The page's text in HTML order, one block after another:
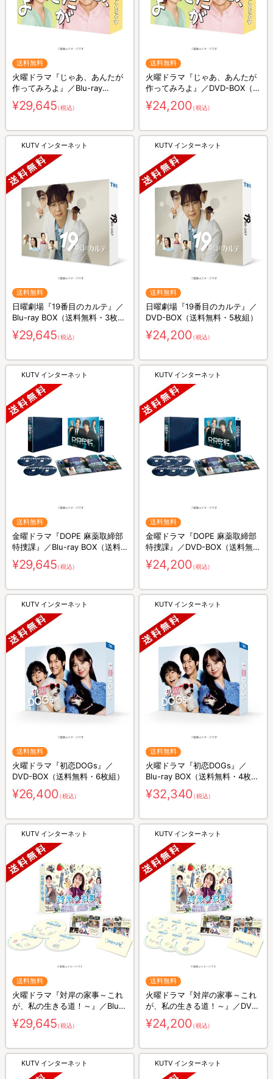
送料無料
火曜ドラマ『じゃあ、あんたが
作ってみろよ』／Blu-ray
BOX（送料無料・3枚組）
¥29,645（税込）
送料無料
火曜ドラマ『じゃあ、あんたが
作ってみろよ』／DVD-BOX（送
料無料・6枚組）
¥24,200（税込）
KUTV インターネット
送料無料
日曜劇場『19番目のカルテ』／
Blu-ray BOX（送料無料・3枚
組）
¥29,645（税込）
KUTV インターネット
送料無料
日曜劇場『19番目のカルテ』／
DVD-BOX（送料無料・5枚組）
¥24,200（税込）
KUTV インターネット
送料無料
金曜ドラマ『DOPE 麻薬取締部
特捜課』／Blu-ray BOX（送料
無料・4枚組）
¥29,645（税込）
KUTV インターネット
送料無料
金曜ドラマ『DOPE 麻薬取締部
特捜課』／DVD-BOX（送料無
料・6枚組）
¥24,200（税込）
KUTV インターネット
送料無料
火曜ドラマ『初恋DOGs』／
DVD-BOX（送料無料・6枚組）
¥26,400（税込）
KUTV インターネット
送料無料
火曜ドラマ『初恋DOGs』／
Blu-ray BOX（送料無料・4枚
組）
¥32,340（税込）
KUTV インターネット
送料無料
火曜ドラマ『対岸の家事～これ
が、私の生きる道！～』／Blu-
ray BOX（送料無料・3枚組）
¥29,645（税込）
KUTV インターネット
送料無料
火曜ドラマ『対岸の家事～これ
が、私の生きる道！～』／DVD-
BOX（送料無料・6枚組）
¥24,200（税込）
KUTV インターネット KUTV インターネット